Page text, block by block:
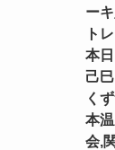
ー
ト
本
己
く
本
会,